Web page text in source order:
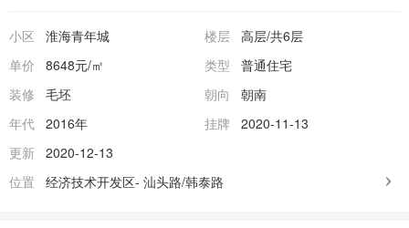
小区 淮海青年城 楼层 高层/共6层
单价
8648元/㎡ 类型
普通住宅
装修
毛坯 朝向
朝南
年代 2016年 挂牌
2020-11-13
更新 2020-12-13
位置
经济技术开发区- 汕头路/韩泰路